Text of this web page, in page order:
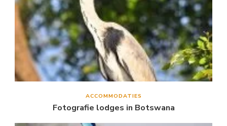
ACCOMMODATIES
Fotografie lodges in Botswana